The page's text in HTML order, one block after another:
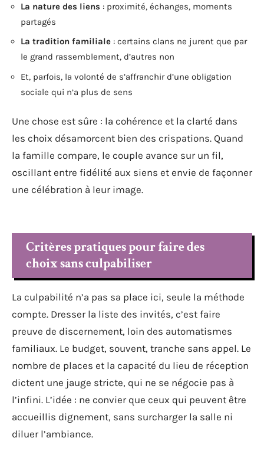
La nature des liens : proximité, échanges, moments
partagés
La tradition familiale : certains clans ne jurent que par
le grand rassemblement, d’autres non
Et, parfois, la volonté de s’affranchir d’une obligation
sociale qui n’a plus de sens
Une chose est sûre : la cohérence et la clarté dans
les choix désamorcent bien des crispations. Quand
la famille compare, le couple avance sur un fil,
oscillant entre fidélité aux siens et envie de façonner
une célébration à leur image.
Critères pratiques pour faire des
choix sans culpabiliser
La culpabilité n’a pas sa place ici, seule la méthode
compte. Dresser la liste des invités, c’est faire
preuve de discernement, loin des automatismes
familiaux. Le budget, souvent, tranche sans appel. Le
nombre de places et la capacité du lieu de réception
dictent une jauge stricte, qui ne se négocie pas à
l’infini. L’idée : ne convier que ceux qui peuvent être
accueillis dignement, sans surcharger la salle ni
diluer l’ambiance.